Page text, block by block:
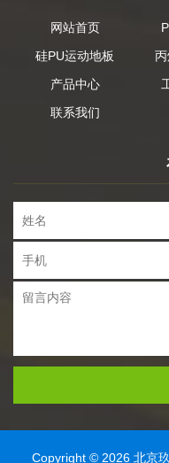
网站首页
硅PU运动地板
产品中心
联系我们
Copyright © 2026 北京